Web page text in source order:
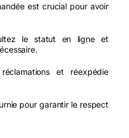
est crucial pour avoir
le statut en ligne et
et réexpédie
pour garantir le respect